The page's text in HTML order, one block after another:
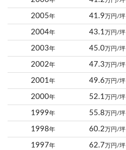
2005年 41.9万円/坪
2004年 43.1万円/坪
2003年 45.0万円/坪
2002年 47.3万円/坪
2001年 49.6万円/坪
2000年 52.1万円/坪
1999年 55.8万円/坪
1998年 60.2万円/坪
1997年 62.7万円/坪